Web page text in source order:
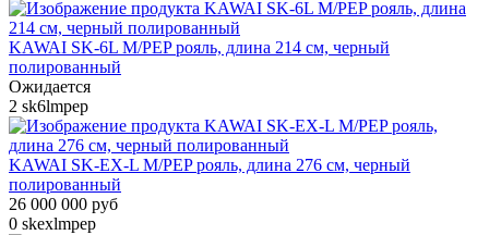
KAWAI SK-6L M/PEP рояль, длина 214 см, черный
полированный
Ожидается
2 sk6lmpep
KAWAI SK-EX-L M/PEP рояль, длина 276 см, черный
полированный
26 000 000 руб
0 skexlmpep